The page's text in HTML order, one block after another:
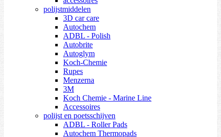
polijstmiddelen
3D car care
Autochem
ADBL - Polish
Autobrite
Autoglym
Koch-Chemie
Rupes
Menzerna
3M
Koch Chemie - Marine Line
Accessoires
polijst en poetsschijven
ADBL - Roller Pads
Autochem Thermopads